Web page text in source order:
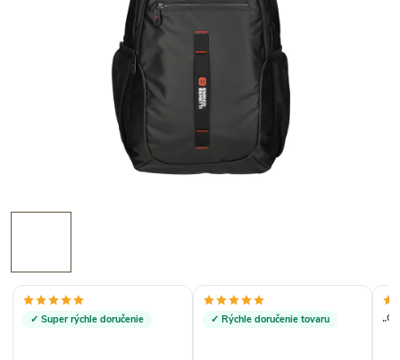
✓ Super rýchle doručenie ✓ Rýchle doručenie tovaru